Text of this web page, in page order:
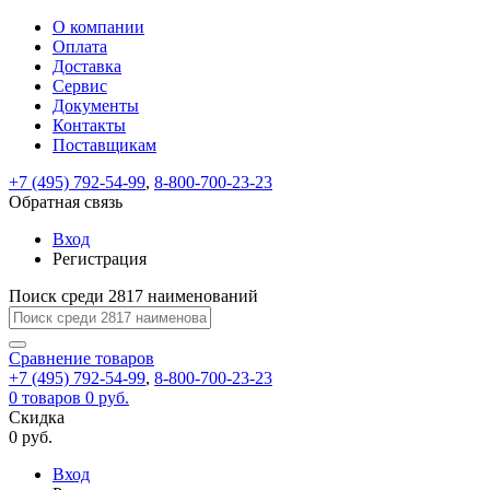
ВходРегистрация
Только
test@example.com
отправлена
по
ней
для
регистрации.
Ок
Только
Запомнить
меня
Забыли
Восстановление
пароля
Заполните
форму.
Мы
отправим
ссылку
на
указанный
электронный
адрес,
перейдя
по
которой
вы
новый
На
вашу
test@test.ru
отправлена
ссылка.
Перейдите
по
для
смены
пароля.
Введите
новый
пароль
Сменить
Пароль
успешно
Войти
Обратная
связь
Сообщение
пользовательского
соглашения
Ваше
сообщение
успешно
О компании
Оплата
Доставка
Сервис
Документы
Контакты
Поставщикам
+7 (495) 792-54-99, 8-800-700-23-23
Обратная связь
Вход
Регистрация
Поиск среди 2817 наименований
Сравнение товаров
+7 (495) 792-54-99, 8-800-700-23-23
0 товаров 0 руб.
Скидка
0 руб.
Вход